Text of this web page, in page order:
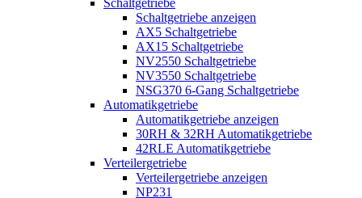
Schaltgetriebe
Schaltgetriebe anzeigen
AX5 Schaltgetriebe
AX15 Schaltgetriebe
NV2550 Schaltgetriebe
NV3550 Schaltgetriebe
NSG370 6-Gang Schaltgetriebe
Automatikgetriebe
Automatikgetriebe anzeigen
30RH & 32RH Automatikgetriebe
42RLE Automatikgetriebe
Verteilergetriebe
Verteilergetriebe anzeigen
NP231